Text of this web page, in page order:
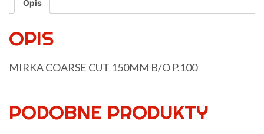
Opis
OPIS
MIRKA COARSE CUT 150MM B/O P.100
PODOBNE PRODUKTY